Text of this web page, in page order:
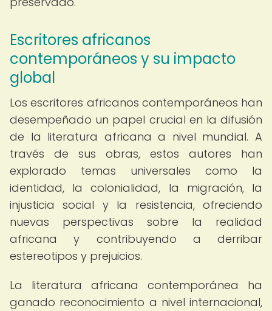
Escritores africanos
contemporáneos y su impacto
global
Los escritores africanos contemporáneos han
desempeñado un papel crucial en la difusión
de la literatura africana a nivel mundial. A
través de sus obras, estos autores han
explorado temas universales como la
identidad, la colonialidad, la migración, la
injusticia social y la resistencia, ofreciendo
nuevas perspectivas sobre la realidad
africana y contribuyendo a derribar
estereotipos y prejuicios.
La literatura africana contemporánea ha
ganado reconocimiento a nivel internacional,